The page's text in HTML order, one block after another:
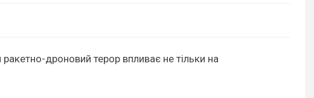
дроновий терор впливає не тільки на